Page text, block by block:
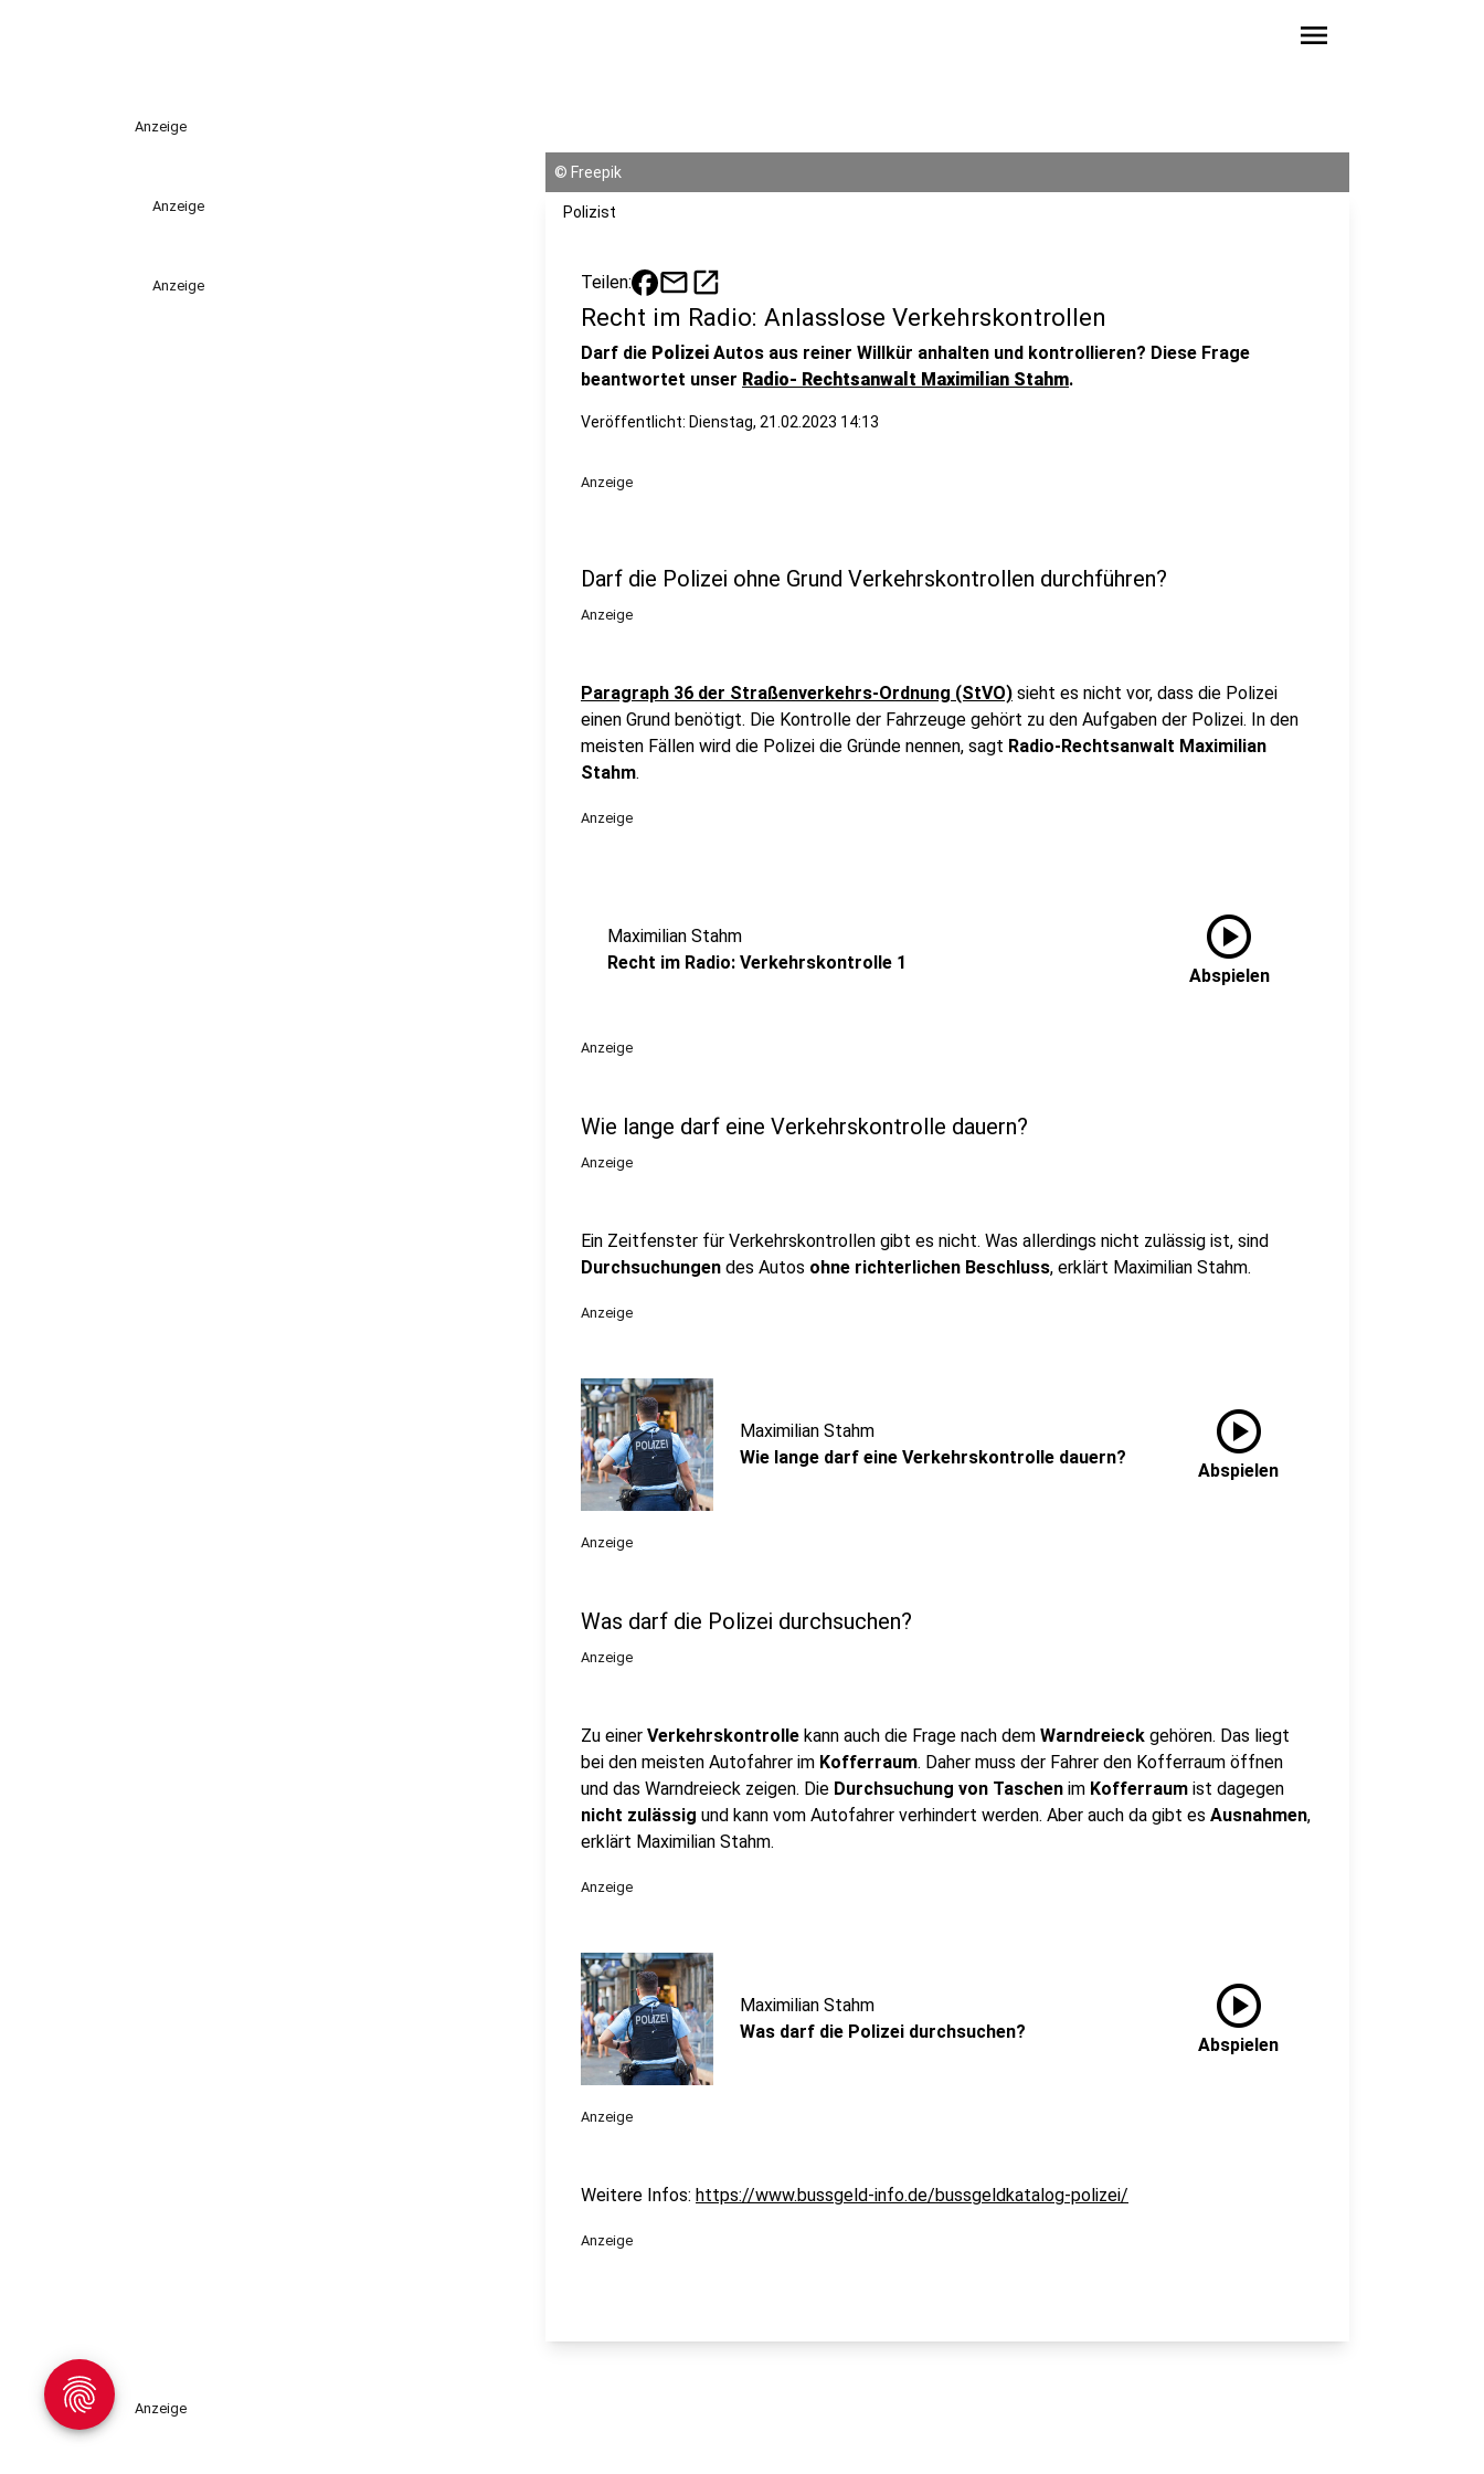
menu
Anzeige
Anzeige
Anzeige
© Freepik
Polizist
Teilen: mailopen_in_new
Recht im Radio: Anlasslose Verkehrskontrollen
Darf die Polizei Autos aus reiner Willkür anhalten und kontrollieren? Diese Frage
beantwortet unser Radio- Rechtsanwalt Maximilian Stahm.
Veröffentlicht: Dienstag, 21.02.2023 14:13
Anzeige
Darf die Polizei ohne Grund Verkehrskontrollen durchführen?
Anzeige
Paragraph 36 der Straßenverkehrs-Ordnung (StVO) sieht es nicht vor, dass die Polizei
einen Grund benötigt. Die Kontrolle der Fahrzeuge gehört zu den Aufgaben der Polizei. In den
meisten Fällen wird die Polizei die Gründe nennen, sagt Radio-Rechtsanwalt Maximilian
Stahm.
Anzeige
Maximilian Stahm
Recht im Radio: Verkehrskontrolle 1
play_circle
Abspielen
Anzeige
Wie lange darf eine Verkehrskontrolle dauern?
Anzeige
Ein Zeitfenster für Verkehrskontrollen gibt es nicht. Was allerdings nicht zulässig ist, sind
Durchsuchungen des Autos ohne richterlichen Beschluss, erklärt Maximilian Stahm.
Anzeige
Maximilian Stahm
Wie lange darf eine Verkehrskontrolle dauern?
play_circle
Abspielen
Anzeige
Was darf die Polizei durchsuchen?
Anzeige
Zu einer Verkehrskontrolle kann auch die Frage nach dem Warndreieck gehören. Das liegt
bei den meisten Autofahrer im Kofferraum. Daher muss der Fahrer den Kofferraum öffnen
und das Warndreieck zeigen. Die Durchsuchung von Taschen im Kofferraum ist dagegen
nicht zulässig und kann vom Autofahrer verhindert werden. Aber auch da gibt es Ausnahmen,
erklärt Maximilian Stahm.
Anzeige
Maximilian Stahm
Was darf die Polizei durchsuchen?
play_circle
Abspielen
Anzeige
Weitere Infos: https://www.bussgeld-info.de/bussgeldkatalog-polizei/
Anzeige
Anzeige